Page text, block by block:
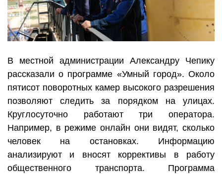
В местной администрации Александру Чепику
рассказали о программе «Умный город». Около
пятисот поворотных камер высокого разрешения
позволяют следить за порядком на улицах.
Круглосуточно работают три оператора.
Например, в режиме онлайн они видят, сколько
человек на остановках. Информацию
анализируют и вносят коррективы в работу
общественного транспорта. Программа